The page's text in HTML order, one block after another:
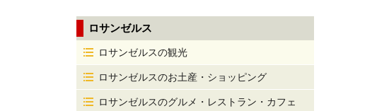
ロサンゼルス
ロサンゼルスの観光
ロサンゼルスのお土産・ショッピング
ロサンゼルスのグルメ・レストラン・カフェ